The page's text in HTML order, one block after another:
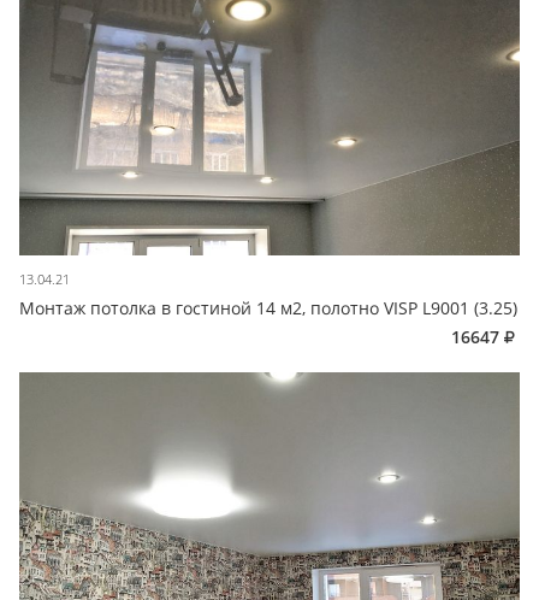
13.04.21
Монтаж потолка в гостиной 14 м2, полотно VISP L9001 (3.25)
16647